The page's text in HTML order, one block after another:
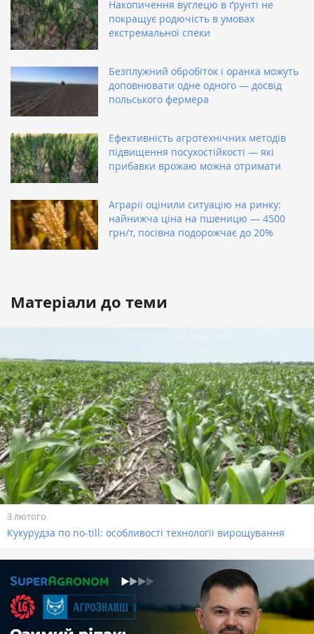
Накопичення вуглецю в ґрунті не
покращує родючість в умовах
екстремальної спеки
Безплужний обробіток і оранка можуть
доповнювати одне одного — досвід
польського фермера
Ефективність агротехнічних методів
підвищення посухостійкості — які
прибавки врожаю можна отримати
Аграрії оцінили ситуацію на ринку:
найнижча ціна на пшеницю — 4500
грн/т, посівна подорожчає до 20%
Матеріали до теми
3 лютого
Кукурудза по no-till: особливості технології вирощування